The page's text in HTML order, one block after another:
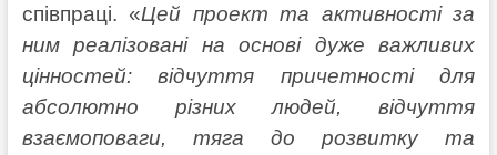
співпраці. «Цей проект та активності за
ним реалізовані на основі дуже важливих
цінностей: відчуття причетності для
абсолютно різних людей, відчуття
взаємоповаги, тяга до розвитку та